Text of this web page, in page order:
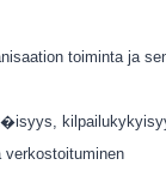
toiminta ja